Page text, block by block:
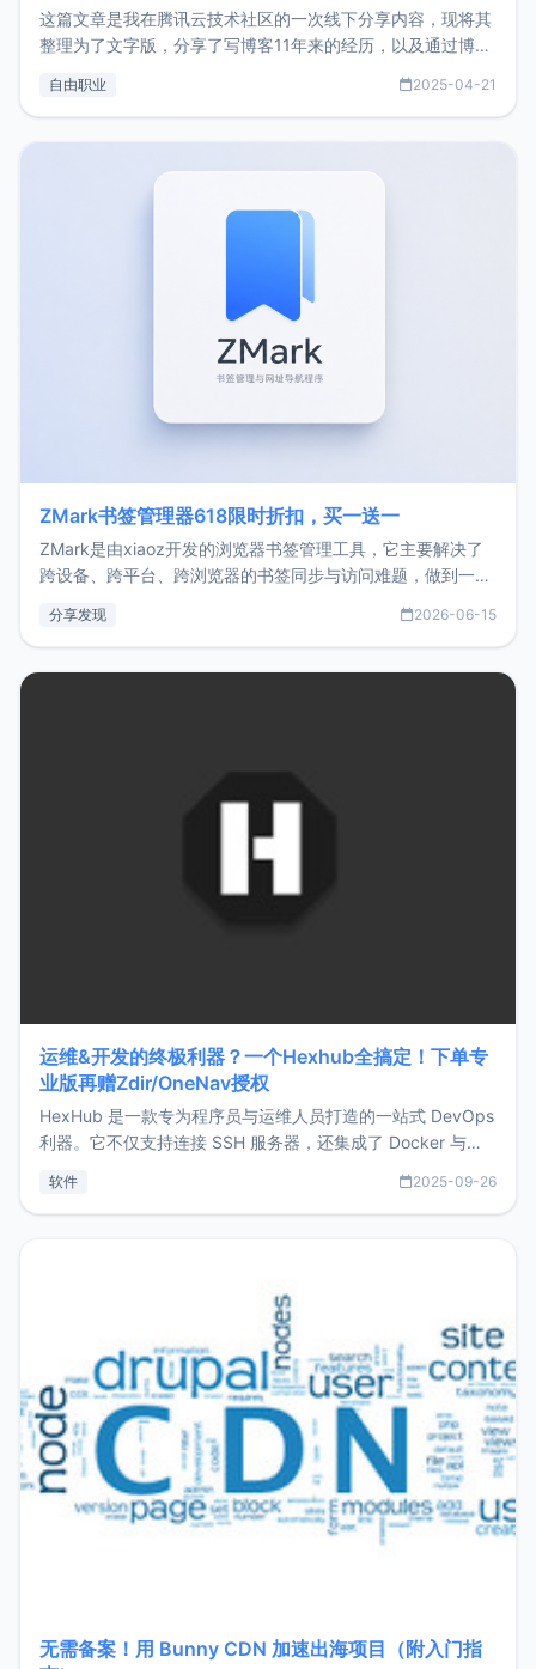
这篇文章是我在腾讯云技术社区的一次线下分享内容，现将其
整理为了文字版，分享了写博客11年来的经历，以及通过博客
了我的首个产品ImgURL的真实数据和产品现状。自我介绍大
自由职业 2025-04-21
ZMark书签管理器618限时折扣，买一送一
ZMark是由xiaoz开发的浏览器书签管理工具，它主要解决了
跨设备、跨平台、跨浏览器的书签同步与访问难题，做到一处
用，让管理更高效。ZMark官网地址：
分享发现 2026-06-15
运维&开发的终极利器？一个Hexhub全搞定！下单专
业版再赠Zdir/OneNav授权
HexHub 是一款专为程序员与运维人员打造的一站式 DevOps
利器。它不仅支持连接 SSH 服务器，还集成了 Docker 与常
件间频繁切换，仅凭 HexHub 即可同时搞定运维与数据库操
软件 2025-09-26
无需备案！用 Bunny CDN 加速出海项目（附入门指